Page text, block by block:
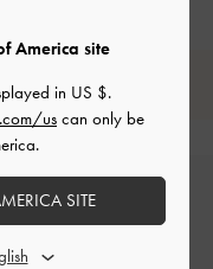
ができます。
America site
in US $.
uscan only be
SITE